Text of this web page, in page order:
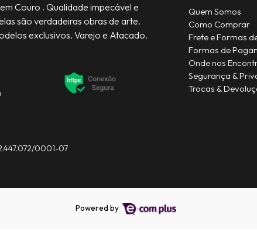
Quem Somos
Como Comprar
Frete e Formas
Formas de
Onde nos
Segurança &
Trocas &
Couro . Qualidade impecável e
são verdadeiras obras de arte.
exclusivos. Varejo e Atacado.
0001-07
Powered by